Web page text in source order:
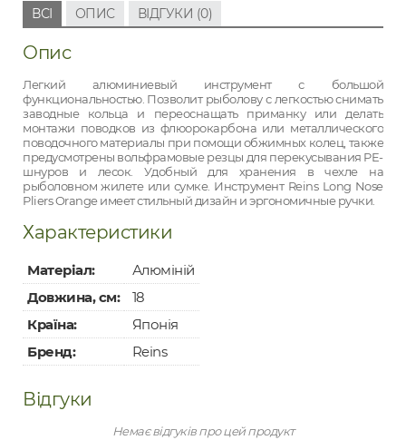
ВСІ ОПИС ВІДГУКИ (0)
Опис
Легкий алюминиевый инструмент с большой
функциональностью. Позволит рыболову с легкостью снимать
заводные кольца и переоснащать приманку или делать
монтажи поводков из флюорокарбона или металлического
поводочного материалы при помощи обжимных колец, также
предусмотрены вольфрамовые резцы для перекусывания PE-
шнуров и лесок. Удобный для хранения в чехле на
рыболовном жилете или сумке. Инструмент Reins Long Nose
Pliers Orange имеет стильный дизайн и эргономичные ручки.
Характеристики
Матеріал:
Алюміній
Довжина, см:
18
Країна:
Японія
Бренд:
Reins
Відгуки
Немає відгуків про цей продукт